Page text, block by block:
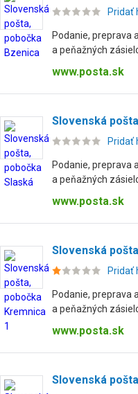
Pridať
Podanie, preprava
a peňažných
www.posta.sk
Slovenská
Pridať
Podanie, preprava
a peňažných
www.posta.sk
Slovenská
Pridať
Podanie, preprava
a peňažných
www.posta.sk
Slovenská